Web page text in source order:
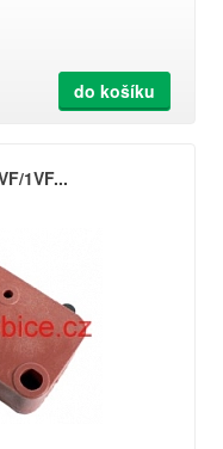
do košíku
1VF...